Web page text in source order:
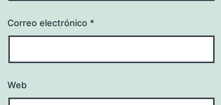
Correo electrónico *
Web